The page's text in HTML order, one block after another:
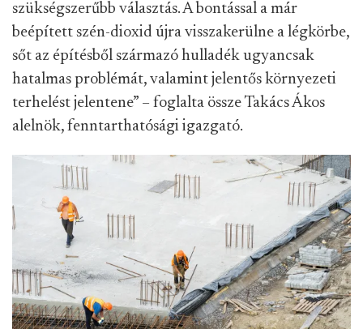
szükségszerűbb választás. A bontással a már
beépített szén-dioxid újra visszakerülne a légkörbe,
sőt az építésből származó hulladék ugyancsak
hatalmas problémát, valamint jelentős környezeti
terhelést jelentene” – foglalta össze Takács Ákos
alelnök, fenntarthatósági igazgató.